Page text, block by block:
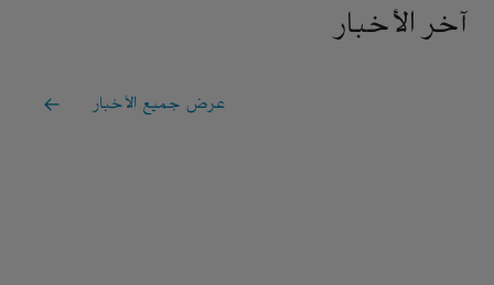
آخر الأخبار
عرض جميع الأخبار